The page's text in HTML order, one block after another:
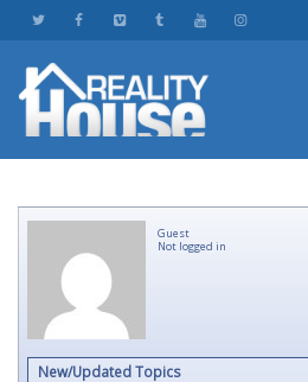
Guest
Not logged in
New/Updated Topics